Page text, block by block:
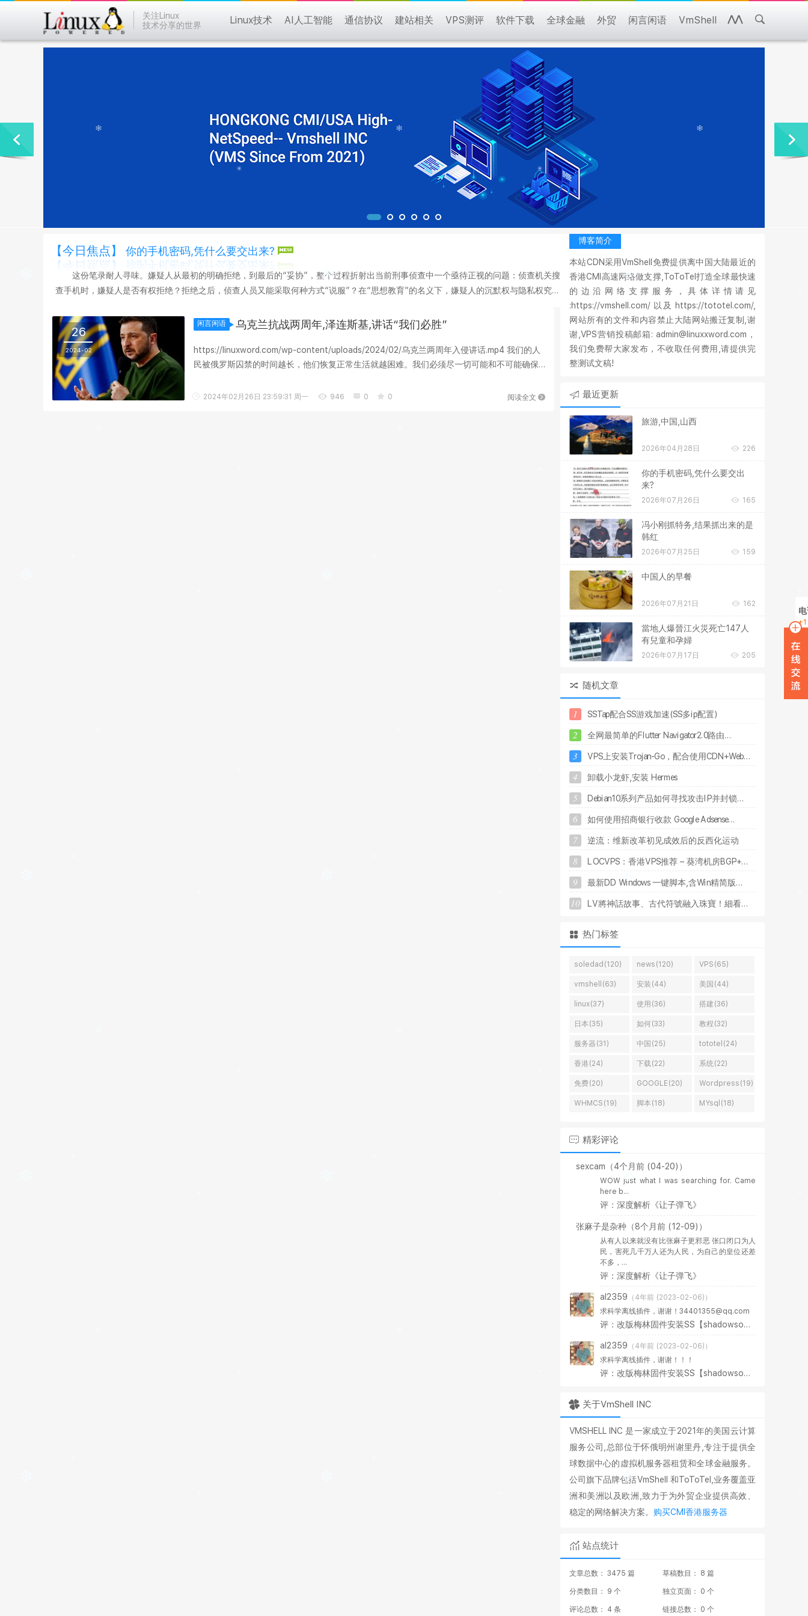
关注Linux
技术分享的世界
Linux技术 AI人工智能 通信协议 建站相关 VPS测评 软件下载 全球金融 外贸 闲言闲语 VmShell
【今日焦点】 你的手机密码,凭什么要交出来?
这份笔录耐人寻味。嫌疑人从最初的明确拒绝，到最后的“妥协”，整个过程折射出当前刑事侦查中一个亟待正视的问题：侦查机关搜
查手机时，嫌疑人是否有权拒绝？拒绝之后，侦查人员又能采取何种方式“说服”？在“思想教育”的名义下，嫌疑人的沉默权与隐私权究竟
26
2024-02
闲言闲语 乌克兰抗战两周年,泽连斯基,讲话“我们必胜”
https://linuxword.com/wp-content/uploads/2024/02/乌克兰两周年入侵讲话.mp4 我们的人
民被俄罗斯囚禁的时间越长，他们恢复正常生活就越困难。我们必须尽一切可能和不可能确保
阅读全文
2024年02月26日 23:59:31 周一 946 0 0
博客简介
本站CDN采用VmShell免费提供离中国大陆最近的
香港CMI高速网络做支撑,ToToTel打造全球最快速
的边沿网络支撑服务，具体详情请见
:https://vmshell.com/ 以及 https://tototel.com/,
网站所有的文件和内容禁止大陆网站搬迁复制,谢
谢,VPS营销投稿邮箱: admin@linuxxword.com，
我们免费帮大家发布，不收取任何费用,请提供完
整测试文稿!
最近更新
旅游,中国,山西
2026年04月28日 226
你的手机密码,凭什么要交出
来?
2026年07月26日 165
冯小刚抓特务,结果抓出来的是
韩红
2026年07月25日 159
中国人的早餐
2026年07月21日 162
當地人爆晉江火災死亡147人
有兒童和孕婦
2026年07月17日 205
随机文章
1 SSTap配合SS游戏加速(SS多ip配置)
2 全网最简单的F utter Navigator2.0路由...
3 VPS 上安装Trojan-Go， 配合使用CDN+Web...
4 卸载小龙虾 安装 Hermes
5 Debian10系列 产品如何寻找攻击 P并封锁...
6 如何使用招商银行收款 Goog eAdsense...
7 逆流 ： 维新改革初 见成效后的反西化运动
8 LOCVPS ： 香港VPS推荐 – 葵湾机房BGP+...
9 最新DD Windows一键脚本 含Win精简版...
10 LV將神話故事 古代符號融 入珠寶 ！ 細看...
热门标签
soledad(120) news(120) VPS(65)
vmshell(63) 安装(44) 美国(44)
linux(37) 使用(36) 搭建(36)
日本(35) 如何(33) 教程(32)
服务器(31) 中国(25) tototel(24)
香港(24) 下载(22) 系统(22)
免费(20) GOOGLE(20) Wordpress(19)
WHMCS(19) 脚本(18) MYsql(18)
精彩评论
sexcam （4个月前 (04-20)）
WOW just what I was searching for. Came
here b...
评：深度解析《让子弹飞》
张麻子是杂种 （8个月前 (12-09)）
从有人以来就没有比张麻子更邪恶 张口闭口为人
民，害死几千万人还为人民，为自己的皇位还差
不多，...
评：深度解析《让子弹飞》
al2359 （4年前 (2023-02-06)）
求科学离线插件，谢谢！34401355@qq.com
评：改版梅林固件安装SS【shadowsocks】科学上网插件教程
al2359 （4年前 (2023-02-06)）
求科学离线插件，谢谢！！！
评：改版梅林固件安装SS【shadowsocks】科学上网插件教程
关于VmShell INC
VMSHELL INC 是一家成立于2021年的美国云计算
服务公司,总部位于怀俄明州谢里丹,专注于提供全
球数据中心的虚拟机服务器租赁和全球金融服务。
公司旗下品牌包括VmShell 和ToToTel,业务覆盖亚
洲和美洲以及欧洲,致力于为外贸企业提供高效、
稳定的网络解决方案。 购买CMI香港服务器
站点统计
文章总数： 3475 篇 草稿数目： 8 篇
分类数目： 9 个 独立页面： 0 个
评论总数： 4 条 链接总数： 0 个